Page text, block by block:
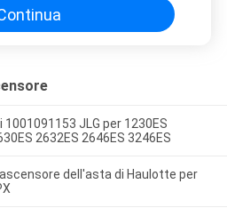
JLG per 1230ES
2632ES 2646ES 3246ES
dell'asta di Haulotte per